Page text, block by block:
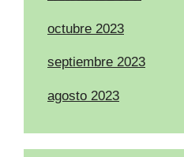
octubre 2023
septiembre 2023
agosto 2023